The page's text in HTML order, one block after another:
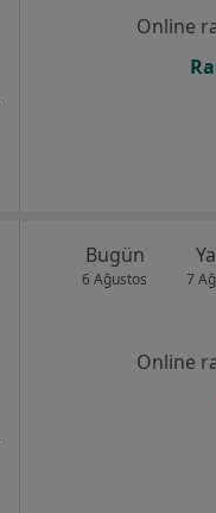
Online
Bugün
6 Ağustos 7
Online